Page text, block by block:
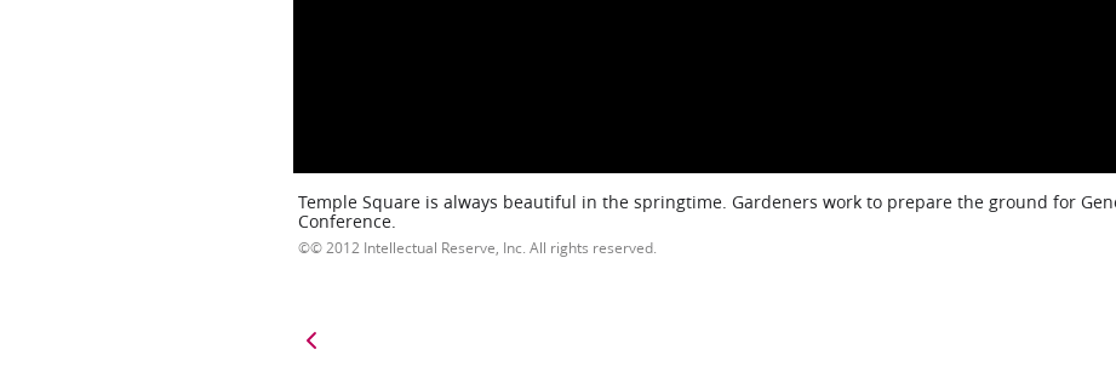
Temple Square is always beautiful in the springtime. Gardeners work to prepare the ground for
Conference.
© 2012 Intellectual Reserve, Inc. All rights reserved.